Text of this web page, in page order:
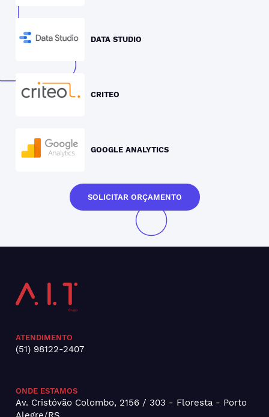
DATA STUDIO
CRITEO
GOOGLE ANALYTICS
SOLICITAR ORÇAMENTO
ATENDIMENTO
(51) 98122-2407
ONDE ESTAMOS
Av. Cristóvão Colombo, 2156 / 303 - Floresta - Porto